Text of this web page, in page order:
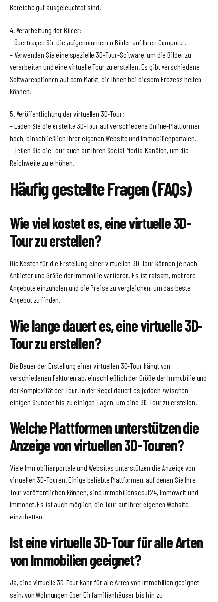
Bereiche gut ausgeleuchtet sind.
4. Verarbeitung der Bilder:
– Übertragen Sie die aufgenommenen Bilder auf Ihren Computer.
– Verwenden Sie eine spezielle 3D-Tour-Software, um die Bilder zu
verarbeiten und eine virtuelle Tour zu erstellen. Es gibt verschiedene
Softwareoptionen auf dem Markt, die Ihnen bei diesem Prozess helfen
können.
5. Veröffentlichung der virtuellen 3D-Tour:
– Laden Sie die erstellte 3D-Tour auf verschiedene Online-Plattformen
hoch, einschließlich Ihrer eigenen Website und Immobilienportalen.
– Teilen Sie die Tour auch auf Ihren Social-Media-Kanälen, um die
Reichweite zu erhöhen.
Häufig gestellte Fragen (FAQs)
Wie viel kostet es, eine virtuelle 3D-
Tour zu erstellen?
Die Kosten für die Erstellung einer virtuellen 3D-Tour können je nach
Anbieter und Größe der Immobilie variieren. Es ist ratsam, mehrere
Angebote einzuholen und die Preise zu vergleichen, um das beste
Angebot zu finden.
Wie lange dauert es, eine virtuelle 3D-
Tour zu erstellen?
Die Dauer der Erstellung einer virtuellen 3D-Tour hängt von
verschiedenen Faktoren ab, einschließlich der Größe der Immobilie und
der Komplexität der Tour. In der Regel dauert es jedoch zwischen
einigen Stunden bis zu einigen Tagen, um eine 3D-Tour zu erstellen.
Welche Plattformen unterstützen die
Anzeige von virtuellen 3D-Touren?
Viele Immobilienportale und Websites unterstützen die Anzeige von
virtuellen 3D-Touren. Einige beliebte Plattformen, auf denen Sie Ihre
Tour veröffentlichen können, sind Immobilienscout24, Immowelt und
Immonet. Es ist auch möglich, die Tour auf Ihrer eigenen Website
einzubetten.
Ist eine virtuelle 3D-Tour für alle Arten
von Immobilien geeignet?
Ja, eine virtuelle 3D-Tour kann für alle Arten von Immobilien geeignet
sein, von Wohnungen über Einfamilienhäuser bis hin zu